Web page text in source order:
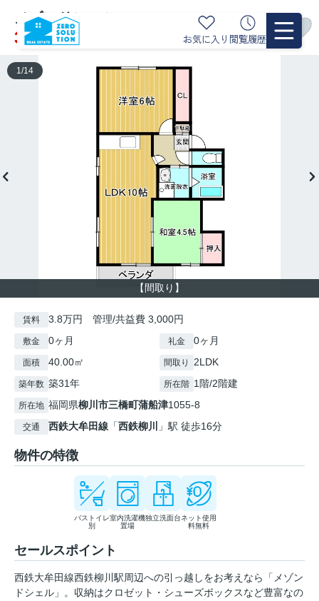
お気に入り 閲覧履歴
メゾンドシェル 10
3.8万円管理/共益費 3,000円
【間取り】
1/14
賃料 3.8万円 管理/共益費 3,000円
敷金 0ヶ月 礼金 0ヶ月
面積 40.00㎡ 間取り 2LDK
築年数 築31年 所在階 1階/2階建
所在地 福岡県柳川市三橋町蒲船津1055-8
交通 西鉄大牟田線 「西鉄柳川 」駅 徒歩16分
物件の特徴
バストイレ
別
室内洗濯機
置場
独立洗面台ネット使用
料無料
セールスポイント
西鉄大牟田線西鉄柳川駅周辺への引っ越しをお考えなら「メゾン
ドシェル」。収納はクロゼット・シューズボックスなど豊富なの